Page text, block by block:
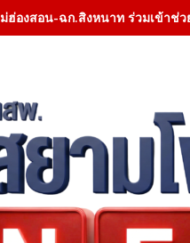
ฮ่องสอน-ฉก.สิงหนาท ร่วมเข้าช่ว